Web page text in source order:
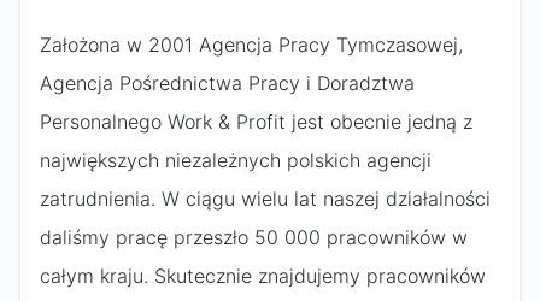
Założona w 2001 Agencja Pracy Tymczasowej,
Agencja Pośrednictwa Pracy i Doradztwa
Personalnego Work & Profit jest obecnie jedną z
największych niezależnych polskich agencji
zatrudnienia. W ciągu wielu lat naszej działalności
daliśmy pracę przeszło 50 000 pracowników w
całym kraju. Skutecznie znajdujemy pracowników